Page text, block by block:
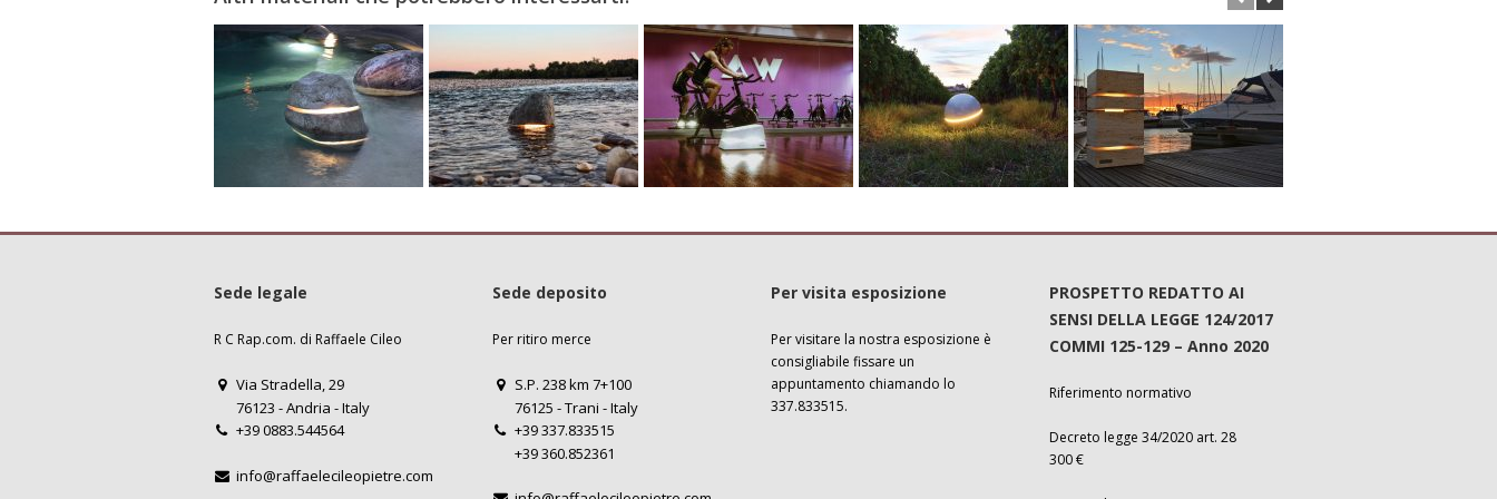
Sede legale
R C Rap.com. di Raffaele Cileo
Via Stradella, 29
76123 - Andria - Italy
+39 0883.544564
info@raffaelecileopietre.com
Sede deposito
Per ritiro merce
S.P. 238 km 7+100
76125 - Trani - Italy
+39 337.833515
+39 360.852361
Per visita esposizione
Per visitare la nostra esposizione è
consigliabile fissare un
appuntamento chiamando lo
337.833515.
PROSPETTO REDATTO AI
SENSI DELLA LEGGE 124/2017
COMMI 125-129 – Anno 2020
Riferimento normativo
Decreto legge 34/2020 art. 28
300 €